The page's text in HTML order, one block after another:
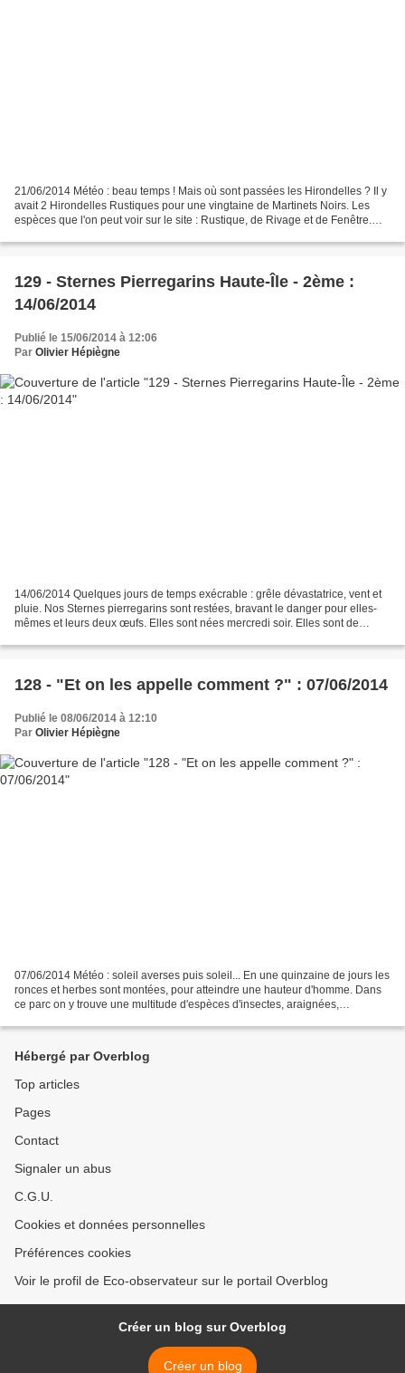
21/06/2014 Météo : beau temps ! Mais où sont passées les Hirondelles ? Il y
avait 2 Hirondelles Rustiques pour une vingtaine de Martinets Noirs. Les
espèces que l'on peut voir sur le site : Rustique, de Rivage et de Fenêtre.
129 - Sternes Pierregarins Haute-Île - 2ème :
14/06/2014
Publié le 15/06/2014 à 12:06
Par Olivier Hépiègne
14/06/2014 Quelques jours de temps exécrable : grêle dévastatrice, vent et
pluie. Nos Sternes pierregarins sont restées, bravant le danger pour elles-
mêmes et leurs deux œufs. Elles sont nées mercredi soir. Elles sont de
128 - "Et on les appelle comment ?" : 07/06/2014
Publié le 08/06/2014 à 12:10
Par Olivier Hépiègne
07/06/2014 Météo : soleil averses puis soleil... En une quinzaine de jours les
ronces et herbes sont montées, pour atteindre une hauteur d'homme. Dans
ce parc on y trouve une multitude d'espèces d'insectes, araignées,
Hébergé par Overblog
Top articles
Pages
Contact
Signaler un abus
C.G.U.
Cookies et données personnelles
Préférences cookies
Voir le profil de Eco-observateur sur le portail Overblog
Créer un blog sur Overblog
Créer un blog